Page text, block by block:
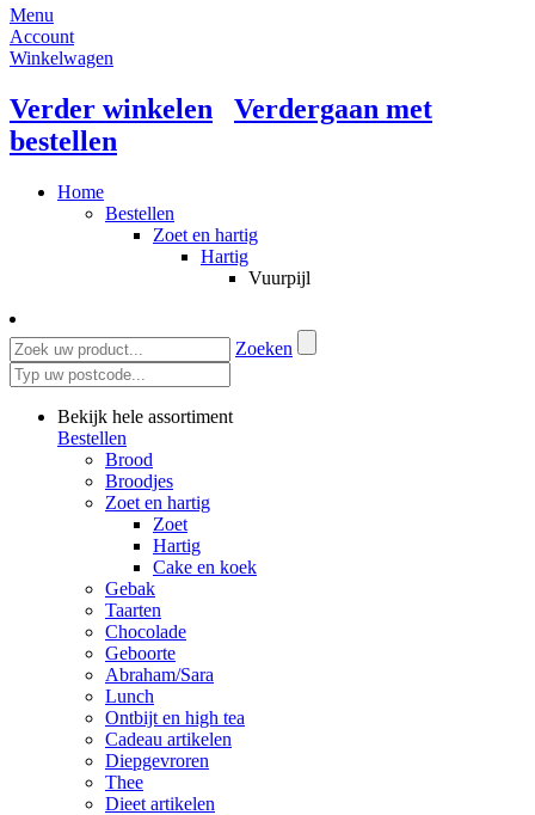
Menu
Account
Winkelwagen
Verder winkelen
Verdergaan met
bestellen
Home
Bestellen
Zoet en hartig
Hartig
Vuurpijl
Zoeken
Bekijk hele assortiment
Bestellen
Brood
Broodjes
Zoet en hartig
Zoet
Hartig
Cake en koek
Gebak
Taarten
Chocolade
Geboorte
Abraham/Sara
Lunch
Ontbijt en high tea
Cadeau artikelen
Diepgevroren
Thee
Dieet artikelen